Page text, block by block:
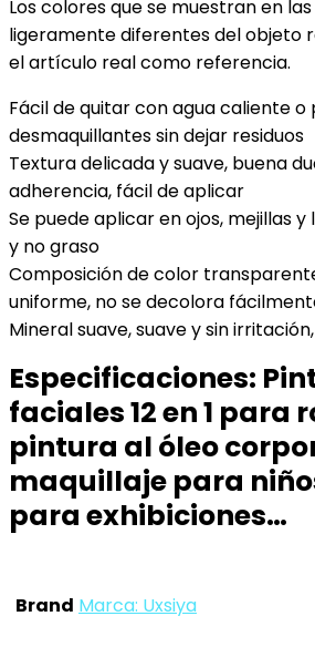
Los colores que se muestran en
ligeramente diferentes del objeto
el artículo real como referencia.
Fácil de quitar con agua caliente
desmaquillantes sin dejar residuos
Textura delicada y suave, buena
adherencia, fácil de aplicar
Se puede aplicar en ojos, mejillas
y no graso
Composición de color
uniforme, no se decolora
Mineral suave, suave y sin
Especificaciones:
faciales 12 en 1 para
pintura al óleo
maquillaje para
para exhibiciones…
Brand Marca: Uxsiya